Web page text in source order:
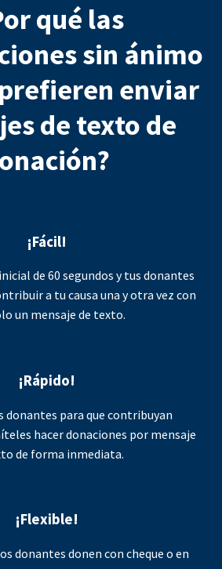
qué las
sin ánimo
enviar
de texto de
¡Fácil!
de 60 segundos y tus donantes
a tu causa una y otra vez con
un mensaje de texto.
¡Rápido!
donantes para que contribuyan
hacer donaciones por mensaje
de forma inmediata.
¡Flexible!
donantes donen con cheque o en